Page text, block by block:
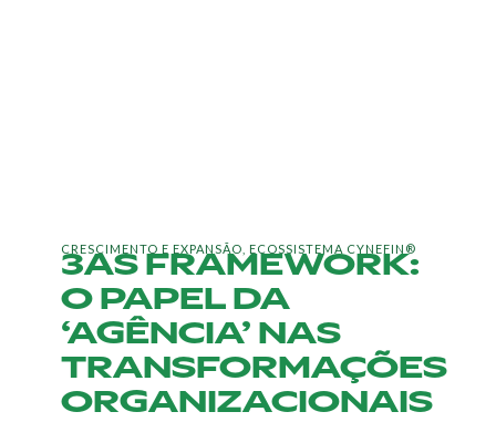
CRESCIMENTO E EXPANSÃO ECOSSISTEMA CYNEFIN®
3AS FRAMEWORK:
O PAPEL DA
‘AGÊNCIA’ NAS
TRANSFORMAÇÕES
ORGANIZACIONAIS